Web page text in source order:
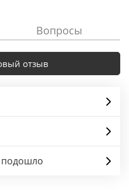
Вопросы
отзыв
подошло